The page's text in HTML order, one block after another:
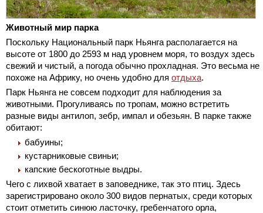
Животный мир парка
Поскольку Национальный парк Ньянга располагается на
высоте от 1800 до 2593 м над уровнем моря, то воздух здесь
свежий и чистый, а погода обычно прохладная. Это весьма не
похоже на Африку, но очень удобно для отдыха.
Парк Ньянга не совсем подходит для наблюдения за
животными. Прогуливаясь по тропам, можно встретить
разные виды антилоп, зебр, импал и обезьян. В парке также
обитают:
бабуины;
кустарниковые свиньи;
капские бескоготные выдры.
Чего с лихвой хватает в заповеднике, так это птиц. Здесь
зарегистрировано около 300 видов пернатых, среди которых
стоит отметить синюю ласточку, гребенчатого орла,